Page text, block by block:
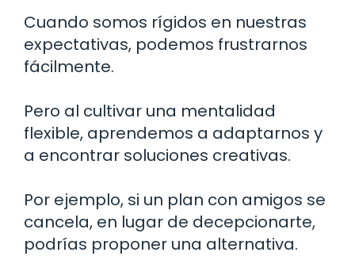
Cuando somos rígidos en nuestras
expectativas, podemos frustrarnos
fácilmente.
Pero al cultivar una mentalidad
flexible, aprendemos a adaptarnos y
a encontrar soluciones creativas.
Por ejemplo, si un plan con amigos se
cancela, en lugar de decepcionarte,
podrías proponer una alternativa.